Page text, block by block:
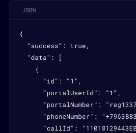
JSON
{
  "success": true,
  "data": [
    {
      "id": "1",
      "portalUserId": "1",
"portalNumber":
"phoneNumber":
"callId":